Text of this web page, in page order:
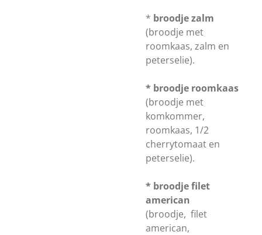
* broodje zalm
(broodje met
roomkaas, zalm en
peterselie).
* broodje roomkaas
(broodje met
komkommer,
roomkaas, 1/2
cherrytomaat en
peterselie).
* broodje filet
american
(broodje, filet
american,